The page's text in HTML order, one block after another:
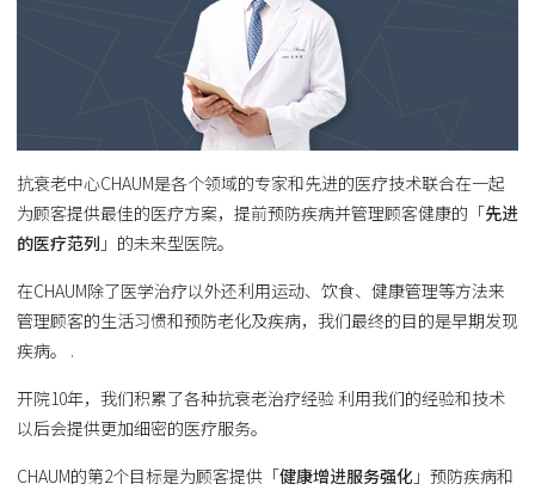
抗衰老中心CHAUM是各个领域的专家和先进的医疗技术联合在一起
为顾客提供最佳的医疗方案，提前预防疾病并管理顾客健康的「先进
的医疗范列 」的未来型医院。
在CHAUM除了医学治疗以外还利用运动、饮食、健康管理等方法来
管理顾客的生活习惯和预防老化及疾病，我们最终的目的是早期发现
疾病。 .
开院10年，我们积累了各种抗衰老治疗经验 利用我们的经验和技术
以后会提供更加细密的医疗服务。
CHAUM的第2个目标是为顾客提供「健康增进服务强化」预防疾病和